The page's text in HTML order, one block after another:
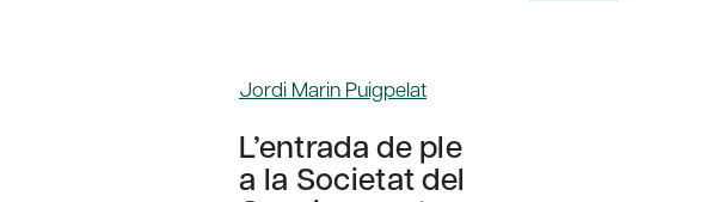
Jordi Marin Puigpelat
L’entrada de ple
a la Societat del